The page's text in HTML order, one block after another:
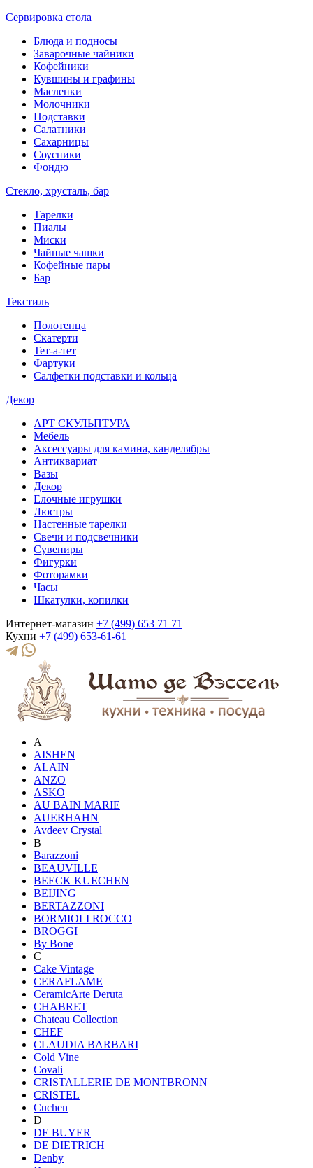
Сервировка стола
Блюда и подносы
Заварочные чайники
Кофейники
Кувшины и графины
Масленки
Молочники
Подставки
Салатники
Сахарницы
Соусники
Фондю
Стекло, хрусталь, бар
Тарелки
Пиалы
Миски
Чайные чашки
Кофейные пары
Бар
Текстиль
Полотенца
Скатерти
Тет-а-тет
Фартуки
Салфетки подставки и кольца
Декор
АРТ СКУЛЬПТУРА
Мебель
Аксессуары для камина, канделябры
Антиквариат
Вазы
Декор
Елочные игрушки
Люстры
Настенные тарелки
Свечи и подсвечники
Сувениры
Фигурки
Фоторамки
Часы
Шкатулки, копилки
Интернет-магазин +7 (499) 653 71 71
Кухни +7 (499) 653-61-61
A
AISHEN
ALAIN
ANZO
ASKO
AU BAIN MARIE
AUERHAHN
Avdeev Crystal
B
Barazzoni
BEAUVILLE
BEECK KUECHEN
BEIJING
BERTAZZONI
BORMIOLI ROCCO
BROGGI
By Bone
C
Cake Vintage
CERAFLAME
CeramicArte Deruta
CHABRET
Chateau Collection
CHEF
CLAUDIA BARBARI
Cold Vine
Covali
CRISTALLERIE DE MONTBRONN
CRISTEL
Cuchen
D
DE BUYER
DE DIETRICH
Denby